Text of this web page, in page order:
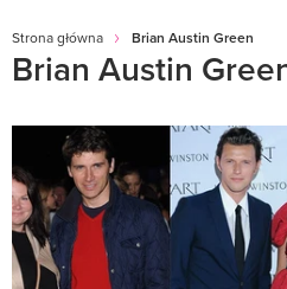
Strona główna Brian Austin Green
Brian Austin